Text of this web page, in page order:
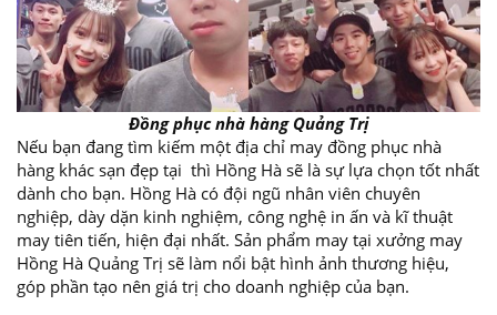
Đồng phục nhà hàng Quảng Trị
Nếu bạn đang tìm kiếm một địa chỉ may đồng phục nhà
hàng khác sạn đẹp tại thì Hồng Hà sẽ là sự lựa chọn tốt nhất
dành cho bạn. Hồng Hà có đội ngũ nhân viên chuyên
nghiệp, dày dặn kinh nghiệm, công nghệ in ấn và kĩ thuật
may tiên tiến, hiện đại nhất. Sản phẩm may tại xưởng may
Hồng Hà Quảng Trị sẽ làm nổi bật hình ảnh thương hiệu,
góp phần tạo nên giá trị cho doanh nghiệp của bạn.